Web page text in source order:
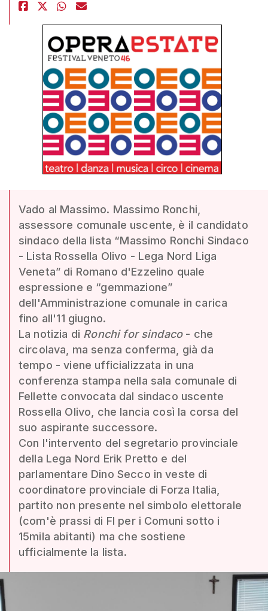
Vado al Massimo. Massimo Ronchi,
assessore comunale uscente, è il candidato
sindaco della lista “Massimo Ronchi Sindaco
- Lista Rossella Olivo - Lega Nord Liga
Veneta” di Romano d'Ezzelino quale
espressione e “gemmazione”
dell'Amministrazione comunale in carica
fino all'11 giugno.
La notizia di Ronchi for sindaco- che
circolava, ma senza conferma, già da
tempo - viene ufficializzata in una
conferenza stampa nella sala comunale di
Fellette convocata dal sindaco uscente
Rossella Olivo, che lancia così la corsa del
suo aspirante successore.
Con l'intervento del segretario provinciale
della Lega Nord Erik Pretto e del
parlamentare Dino Secco in veste di
coordinatore provinciale di Forza Italia,
partito non presente nel simbolo elettorale
(com'è prassi di FI per i Comuni sotto i
15mila abitanti) ma che sostiene
ufficialmente la lista.